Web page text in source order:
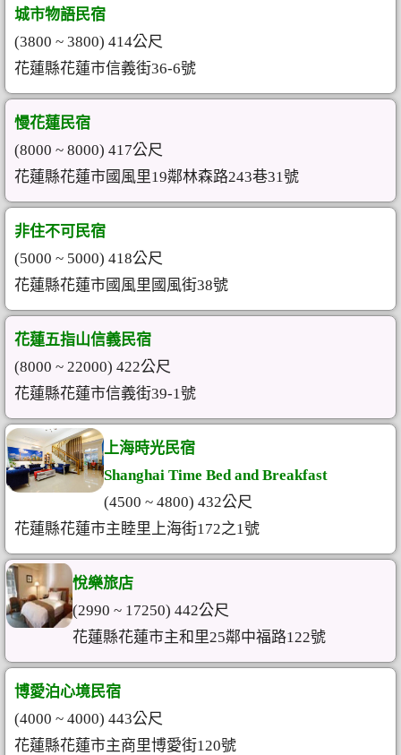
城市物語民宿
(3800 ~ 3800) 414公尺
花蓮縣花蓮市信義街36-6號
慢花蓮民宿
(8000 ~ 8000) 417公尺
花蓮縣花蓮市國風里19鄰林森路243巷31號
非住不可民宿
(5000 ~ 5000) 418公尺
花蓮縣花蓮市國風里國風街38號
花蓮五指山信義民宿
(8000 ~ 22000) 422公尺
花蓮縣花蓮市信義街39-1號
上海時光民宿
Shanghai Time Bed and Breakfast
(4500 ~ 4800) 432公尺
花蓮縣花蓮市主睦里上海街172之1號
悅樂旅店
(2990 ~ 17250) 442公尺
花蓮縣花蓮市主和里25鄰中福路122號
博愛泊心境民宿
(4000 ~ 4000) 443公尺
花蓮縣花蓮市主商里博愛街120號